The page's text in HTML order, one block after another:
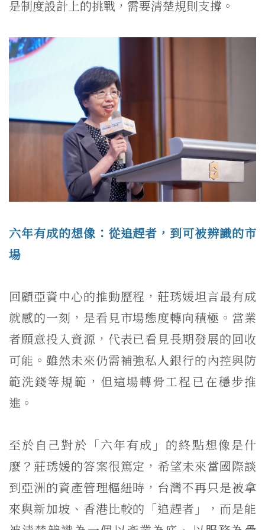
是制度設計上的挑戰，需要清楚規則支撐。
六年有成的想像：從追趕者，到可被辨識的市
場
回顧亞資中心的推動歷程，莊琇媛坦言最有成
就感的一刻，是看見市場態度轉向積極。當業
者願意投入資源，代表已看見長期發展的回收
可能。雖然未來仍需補強私人銀行的內控與防
範洗錢等規範，但這場轉骨工程已在穩步推
進。
至於自己對於「六年有成」的終點想像是什
麼？莊琇媛的答案很篤定，希望未來當國際談
到亞洲的資產管理樞紐時，台灣不再只是被拿
來與新加坡、香港比較的「追趕者」，而是能